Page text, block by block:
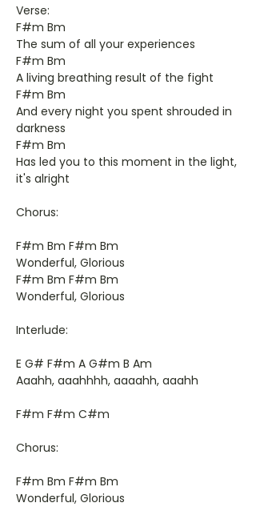
Verse:
F#m Bm
The sum of all your experiences
F#m Bm
A living breathing result of the fight
F#m Bm
And every night you spent shrouded in
darkness
F#m Bm
Has led you to this moment in the light,
it's alright
Chorus:
F#m Bm F#m Bm
Wonderful, Glorious
F#m Bm F#m Bm
Wonderful, Glorious
Interlude:
E G# F#m A G#m B Am
Aaahh, aaahhhh, aaaahh, aaahh
F#m F#m C#m
Chorus:
F#m Bm F#m Bm
Wonderful, Glorious